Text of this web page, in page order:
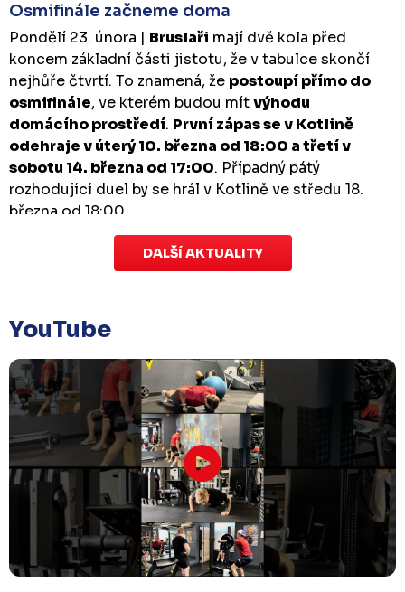
Osmifinále začneme doma
Pondělí 23. února | Bruslaři mají dvě kola před
koncem základní části jistotu, že v tabulce skončí
nejhůře čtvrtí. To znamená, že postoupí přímo do
osmifinále, ve kterém budou mítvýhodu
domácího prostředí. První zápas se v Kotlině
odehraje v úterý 10. března od 18:00 a třetí v
sobotu 14. března od 17:00. Případný pátý
rozhodující duel by se hrál v Kotlině ve středu 18.
března od 18:00.
Zápas dorostu je odložen
které se mělo odehrát v pátek 30. ledna ve 14:15,
odloženo!Odehraje se v náhradním termínu, o
kterém se bude jednat.
Náhradní termín 32. kola
Úterý 27. ledna | Utkání 32. kola v Písku
, které se
mělo původně odehrát 31. ledna, bylo z důvodu
marodky Králů odloženo. Kluby se domluvily na
náhradním termínu, Bruslaři se s Pískem utkají
v pondělí 16. února od 18:00.
DALŠÍ AKTUALITY
YouTube